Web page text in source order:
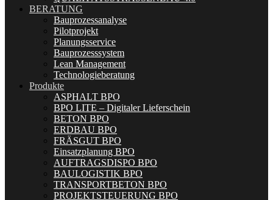
BERATUNG
Bauprozessanalyse
Pilotprojekt
Planungsservice
Bauprozesssystem
Lean Management
Technologieberatung
Produkte
ASPHALT BPO
BPO LITE – Digitaler Lieferschein
BETON BPO
ERDBAU BPO
FRÄSGUT BPO
Einsatzplanung BPO
AUFTRAGSDISPO BPO
BAULOGISTIK BPO
TRANSPORTBETON BPO
PROJEKTSTEUERUNG BPO